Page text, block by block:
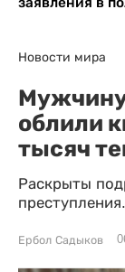
Новости мира
Мужчину
облили
тысяч
Раскрыты
преступления.
Ербол Садыков